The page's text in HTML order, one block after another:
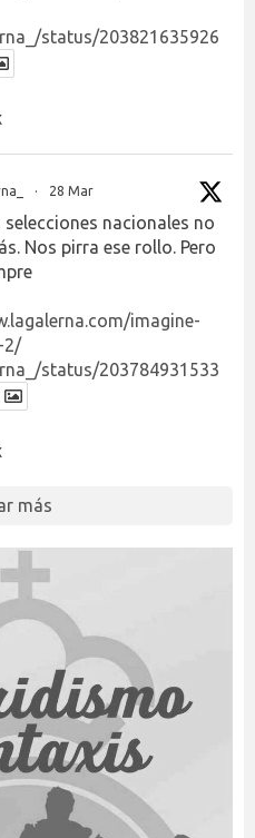
status/203821635926
· 28 Mar
nacionales no
Nos pirra ese rollo. Pero
imagine-
2/
status/203784931533
más